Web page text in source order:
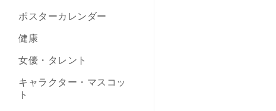
ポスターカレンダー
健康
女優・タレント
キャラクター・マスコッ
ト